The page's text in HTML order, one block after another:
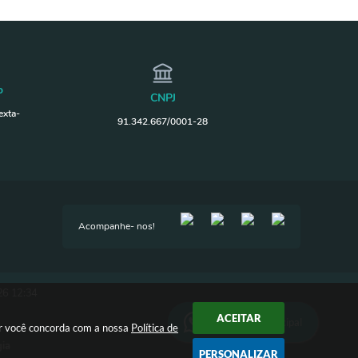
concorda com a nossa Política de
ACEITAR
PERSONALIZAR
Ouvidoria Municipal
CNPJ
91.342.667/0001-28
Acompanhe- nos!